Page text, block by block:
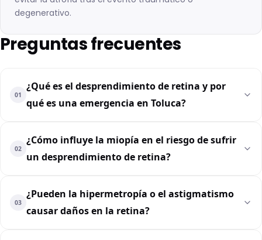
degenerativo.
Preguntas frecuentes
01
¿Qué es el desprendimiento de retina y por
qué es una emergencia en Toluca?
02
¿Cómo influye la miopía en el riesgo de sufrir
un desprendimiento de retina?
03
¿Pueden la hipermetropía o el astigmatismo
causar daños en la retina?